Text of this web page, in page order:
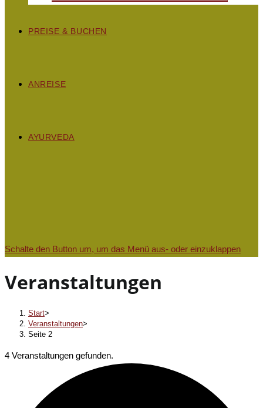
PREISE & BUCHEN
ANREISE
AYURVEDA
Schalte den Button um, um das Menü aus- oder einzuklappen
Veranstaltungen
Start>
Veranstaltungen>
Seite 2
4 Veranstaltungen gefunden.